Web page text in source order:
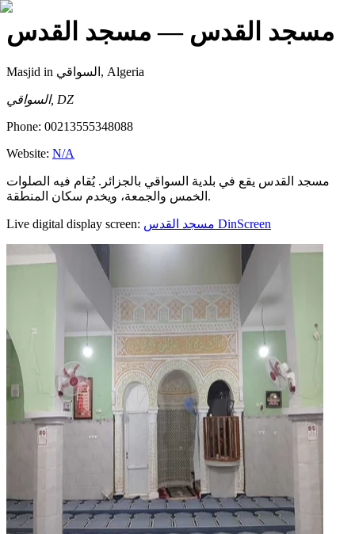
مسجد القدس — مسجد القدس
Masjid in السواقي, Algeria
السواقي, DZ
Phone: 00213555348088
Website: N/A
مسجد القدس يقع في بلدية السواقي بالجزائر. يُقام فيه الصلوات
الخمس والجمعة، ويخدم سكان المنطقة.
Live digital display screen: مسجد القدس DinScreen